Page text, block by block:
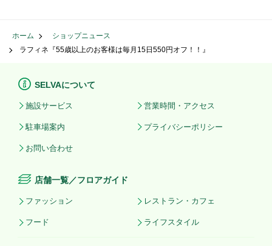
ホーム
ショップニュース
ラフィネ『55歳以上のお客様は毎月15日550円オフ！！』
SELVAについて
施設サービス 営業時間・アクセス
駐車場案内 プライバシーポリシー
お問い合わせ
店舗一覧／フロアガイド
ファッション レストラン・カフェ
フード ライフスタイル